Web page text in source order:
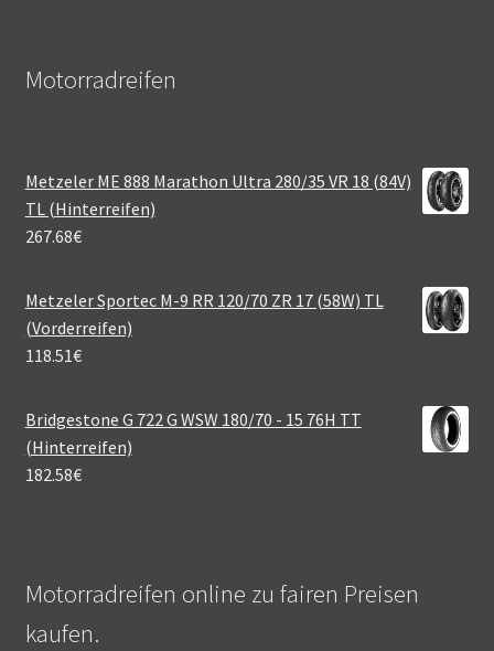
Motorradreifen
Metzeler ME 888 Marathon Ultra 280/35 VR 18 (84V)
TL (Hinterreifen)
267.68€
Metzeler Sportec M-9 RR 120/70 ZR 17 (58W) TL
(Vorderreifen)
118.51€
Bridgestone G 722 G WSW 180/70 - 15 76H TT
(Hinterreifen)
182.58€
Motorradreifen online zu fairen Preisen
kaufen.